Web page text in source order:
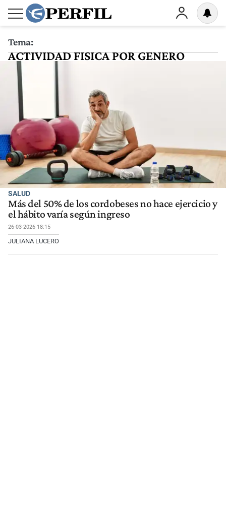
Tema:
ACTIVIDAD FISICA POR GENERO
SALUD
Más del 50% de los cordobeses no hace ejercicio y
el hábito varía según ingreso
26-03-2026 18:15
JULIANA LUCERO